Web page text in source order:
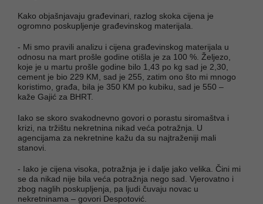
Kako objašnjavaju građevinari, razlog skoka cijena je
ogromno poskupljenje građevinskog materijala.
- Mi smo pravili analizu i cijena građevinskog materijala u
odnosu na mart prošle godine otišla je za 100 %. Željezo,
koje je u martu prošle godine bilo 1,43 po kg sad je 2,30,
cement je bio 229 KM, sad je 255, zatim ono što mi mnogo
koristimo, građa, bila je 350 KM po kubiku, sad je 550 –
kaže Gajić za BHRT.
Iako se skoro svakodnevno govori o porastu siromaštva i
krizi, na tržištu nekretnina nikad veća potražnja. U
agencijama za nekretnine kažu da su najtraženiji mali
stanovi.
- Iako je cijena visoka, potražnja je i dalje jako velika. Čini mi
se da nikad nije bila veća potražnja nego sad. Vjerovatno i
zbog naglih poskupljenja, pa ljudi čuvaju novac u
nekretninama – govori Despotović.